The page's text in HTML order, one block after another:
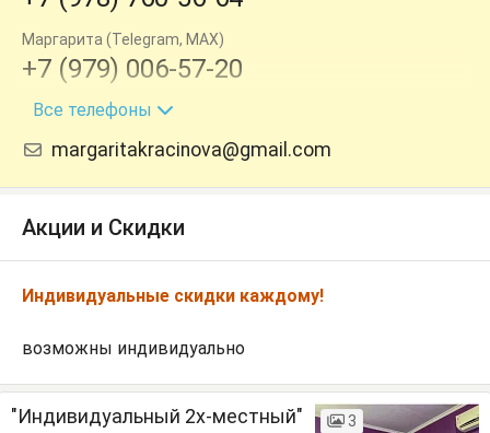
Маргарита (Telegram, MAX)
+7 (979) 006-57-20
(MAX)
+7 (919) 165-40-80
Все телефоны
margaritakracinova@gmail.com
Акции и Скидки
Индивидуальные скидки каждому!
возможны индивидуально
"Индивидуальный 2х-местный" 3